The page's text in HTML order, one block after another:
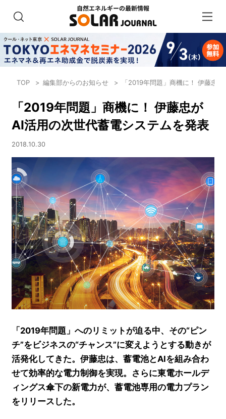
TOP 編集部からのお知らせ 「2019年問題」商機に！ 伊藤忠
「2019年問題」商機に！ 伊藤忠が
AI活用の次世代蓄電システムを発表
2018.10.30
「2019年問題」へのリミットが迫る中、その“ピン
チ”をビジネスの“チャンス”に変えようとする動きが
活発化してきた。伊藤忠は、蓄電池とAIを組み合わ
せて効率的な電力制御を実現。さらに東電ホールデ
ィングス傘下の新電力が、蓄電池専用の電力プラン
をリリースした。